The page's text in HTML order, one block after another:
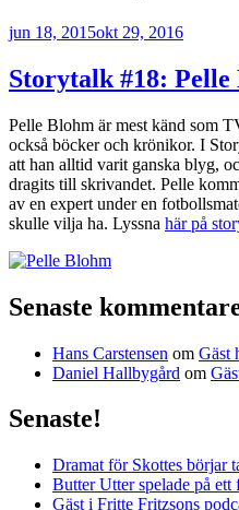
Publicerat
jun 18, 2015okt 29, 2016
Storytalk #18: Pelle
Pelle Blohm är mest känd som
också böcker och krönikor. I
att han alltid varit ganska blyg,
dragits till skrivandet. Pelle
av en expert under en
skulle vilja ha. Lyssna här på
Senaste
Hans Carstensen om Gäst
Daniel Hallbygård om
Senaste!
Dramat för Skottes börjar
Butter Utter spelade på
Gäst i Fritte Fritzsons